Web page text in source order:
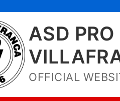
ASD PRO
OFFICIAL